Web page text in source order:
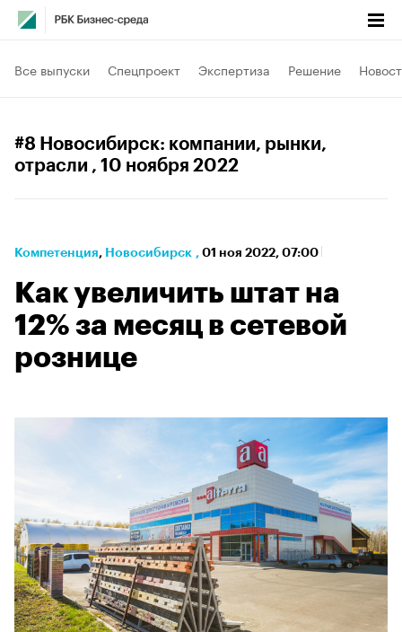
Все выпуски Спецпроект Экспертиза Решение
#8 Новосибирск: компании, рынки,
отрасли , 10 ноября 2022
Компетенция⁠, Новосибирск , 01 ноя 2022, 07:00
Как увеличить штат на
12% за месяц в сетевой
рознице